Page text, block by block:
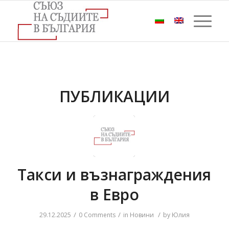
ПУБЛИКАЦИИ
Такси и възнаграждения
в Евро
29.12.2025 / 0 Comments / in Новини / by Юлия